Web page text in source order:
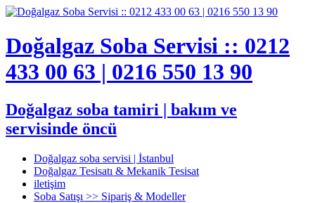
Doğalgaz Soba Servisi :: 0212
433 00 63 | 0216 550 13 90
Doğalgaz soba tamiri | bakım ve
servisinde öncü
Doğalgaz soba servisi | İstanbul
Doğalgaz Tesisatı & Mekanik Tesisat
iletişim
Soba Satışı >> Sipariş & Modeller